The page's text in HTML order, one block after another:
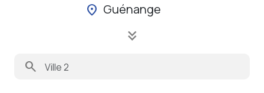
location_on Guénange
keyboard_double_arrow_down
search